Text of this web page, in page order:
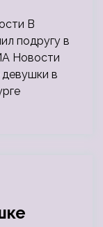
В
подругу в
Новости
в